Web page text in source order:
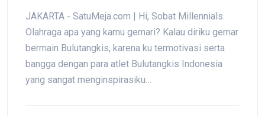
JAKARTA - SatuMeja.com | Hi, Sobat Millennials.
Olahraga apa yang kamu gemari? Kalau diriku gemar
bermain Bulutangkis, karena ku termotivasi serta
bangga dengan para atlet Bulutangkis Indonesia
yang sangat menginspirasiku…